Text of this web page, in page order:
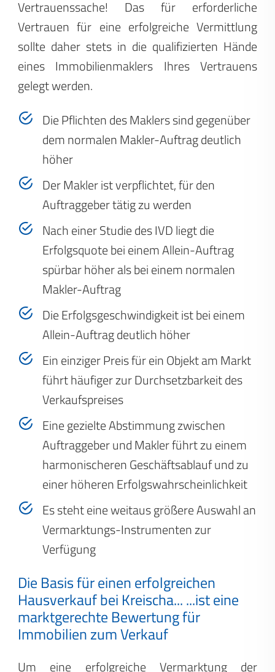
Vertrauenssache! Das für erforderliche
Vertrauen für eine erfolgreiche Vermittlung
sollte daher stets in die qualifizierten Hände
eines Immobilienmaklers Ihres Vertrauens
gelegt werden.
Die Pflichten des Maklers sind gegenüber
dem normalen Makler-Auftrag deutlich
höher
Der Makler ist verpflichtet, für den
Auftraggeber tätig zu werden
Nach einer Studie des IVD liegt die
Erfolgsquote bei einem Allein-Auftrag
spürbar höher als bei einem normalen
Makler-Auftrag
Die Erfolgsgeschwindigkeit ist bei einem
Allein-Auftrag deutlich höher
Ein einziger Preis für ein Objekt am Markt
führt häufiger zur Durchsetzbarkeit des
Verkaufspreises
Eine gezielte Abstimmung zwischen
Auftraggeber und Makler führt zu einem
harmonischeren Geschäftsablauf und zu
einer höheren Erfolgswahrscheinlichkeit
Es steht eine weitaus größere Auswahl an
Vermarktungs-Instrumenten zur
Verfügung
Die Basis für einen erfolgreichen
Hausverkauf bei Kreischa......ist eine
marktgerechte Bewertung für
Immobilien zum Verkauf
Um eine erfolgreiche Vermarktung der